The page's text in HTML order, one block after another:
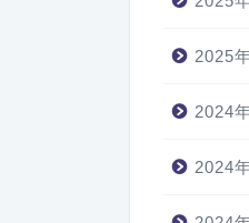
2025
2024
2024